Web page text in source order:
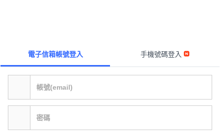
電子信箱帳號登入 手機號碼登入